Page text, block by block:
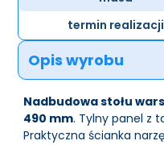
termin realizacji
Opis wyrobu
Nadbudowa stołu
490 mm. Tylny panel z
Praktyczna ścianka